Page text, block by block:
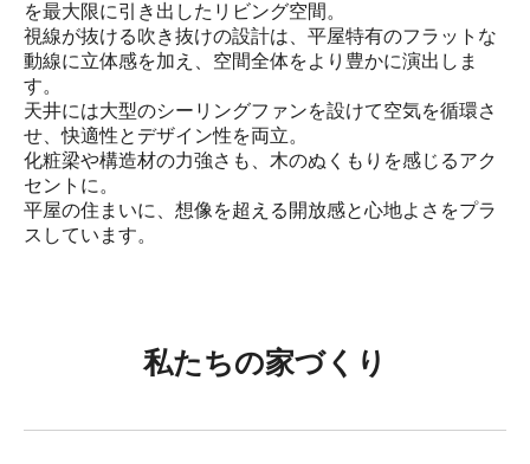
を最大限に引き出したリビング空間。
視線が抜ける吹き抜けの設計は、平屋特有のフラットな
動線に立体感を加え、空間全体をより豊かに演出しま
す。
天井には大型のシーリングファンを設けて空気を循環さ
せ、快適性とデザイン性を両立。
化粧梁や構造材の力強さも、木のぬくもりを感じるアク
セントに。
平屋の住まいに、想像を超える開放感と心地よさをプラ
スしています。
私たちの家づくり